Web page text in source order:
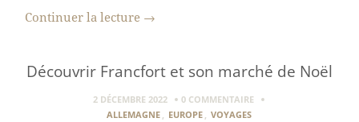
Continuer la lecture →
Découvrir Francfort et son marché de Noël
2 DÉCEMBRE 2022
0 COMMENTAIRE
ALLEMAGNE
EUROPE VOYAGES